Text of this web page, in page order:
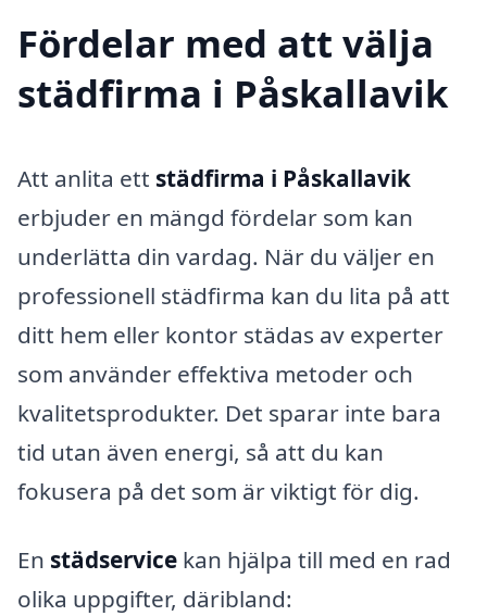
Fördelar med att välja
städfirma i Påskallavik
Att anlita ett städfirma i Påskallavik
erbjuder en mängd fördelar som kan
underlätta din vardag. När du väljer en
professionell städfirma kan du lita på att
ditt hem eller kontor städas av experter
som använder effektiva metoder och
kvalitetsprodukter. Det sparar inte bara
tid utan även energi, så att du kan
fokusera på det som är viktigt för dig.
En städservice kan hjälpa till med en rad
olika uppgifter, däribland: